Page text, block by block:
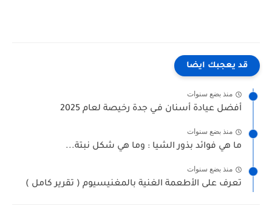
قد يعجبك ايضا
منذ بضع سنوات
أفضل عيادة أسنان فـي جدة رخيصة لعام 2025
منذ بضع سنوات
ما هي فوائد بذور الشيا : وما هي شكل نبتة...
منذ بضع سنوات
تعرف على الأطعمة الغنية بالمغنيسيوم ( تقرير كامل )